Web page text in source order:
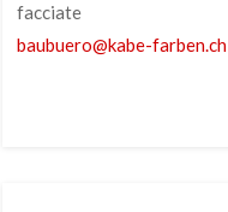
facciate
baubuero@kabe-farben.ch